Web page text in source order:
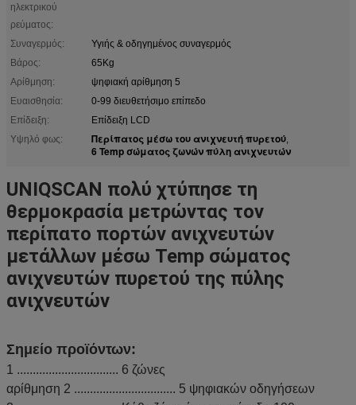
ηλεκτρικού
ρεύματος:
Συναγερμός:
Υγιής & οδηγημένος συναγερμός
Βάρος:
65Kg
Αρίθμηση:
ψηφιακή αρίθμηση 5
Ευαισθησία:
0-99 διευθετήσιμο επίπεδο
Επίδειξη:
Επίδειξη LCD
Υψηλό φως:
Περίπατος μέσω του ανιχνευτή πυρετού,
6 Temp σώματος ζωνών πύλη ανιχνευτών
UNIQSCAN πολύ χτύπησε τη
θερμοκρασία μετρώντας τον
περίπατο πορτών ανιχνευτών
μετάλλων μέσω Temp σώματος
ανιχνευτών πυρετού της πύλης
ανιχνευτών
Σημείο προϊόντων:
1 ................................ 6 ζώνες
αρίθμηση 2 ................................ 5 ψηφιακών οδηγήσεων